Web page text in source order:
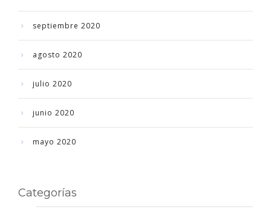
septiembre 2020
agosto 2020
julio 2020
junio 2020
mayo 2020
Categorías